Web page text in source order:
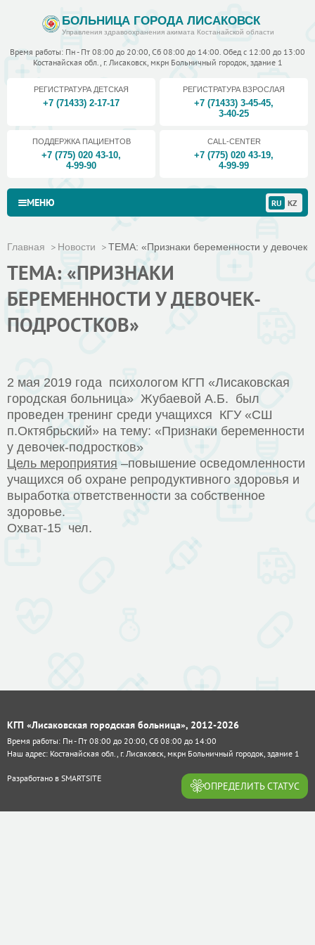
БОЛЬНИЦА ГОРОДА ЛИСАКОВСК
Управления здравоохранения акимата Костанайской области
Время работы: Пн - Пт 08:00 до 20:00, Сб 08:00 до 14:00. Обед с 12:00 до 13:00
Костанайская обл., г. Лисаковск, мкрн Больничный городок, здание 1
РЕГИСТРАТУРА ДЕТСКАЯ
+7 (71433) 2-17-17
РЕГИСТРАТУРА ВЗРОСЛАЯ
+7 (71433) 3-45-45,
3-40-25
ПОДДЕРЖКА ПАЦИЕНТОВ
+7 (775) 020 43-10,
4-99-90
CALL-CENTER
+7 (775) 020 43-19,
4-99-99
МЕНЮ RU KZ
Главная Новости ТЕМА: «Признаки беременности у девочек-
ТЕМА: «ПРИЗНАКИ
БЕРЕМЕННОСТИ У ДЕВОЧЕК-
ПОДРОСТКОВ»
2 мая 2019 года психологом КГП «Лисаковская
городская больница» Жубаевой А.Б. был
проведен тренинг среди учащихся КГУ «СШ
п.Октябрьский» на тему: «Признаки беременности
у девочек-подростков»
Цель мероприятия–повышение осведомленности
учащихся об охране репродуктивного здоровья и
выработка ответственности за собственное
здоровье.
Охват-15 чел.
КГП «Лисаковская городская больница», 2012-2026
Время работы: Пн - Пт 08:00 до 20:00, Сб 08:00 до 14:00
Наш адрес: Костанайская обл., г. Лисаковск, мкрн Больничный городок, здание 1
Разработано в SMARTSITE
ОПРЕДЕЛИТЬ СТАТУС